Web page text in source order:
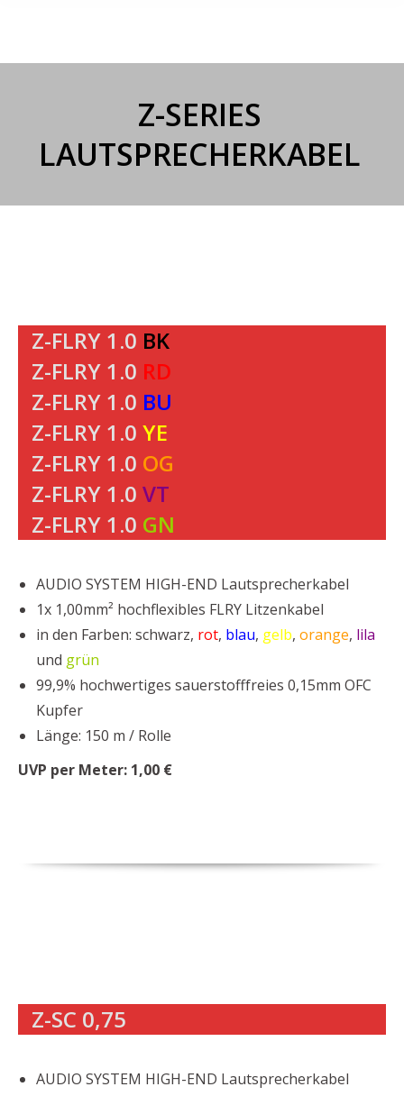
Z-SERIES
LAUTSPRECHERKABEL
Z-FLRY 1.0 BK
Z-FLRY 1.0 RD
Z-FLRY 1.0 BU
Z-FLRY 1.0 YE
Z-FLRY 1.0 OG
Z-FLRY 1.0 VT
Z-FLRY 1.0 GN
AUDIO SYSTEM HIGH-END Lautsprecherkabel
1x 1,00mm² hochflexibles FLRY Litzenkabel
in den Farben: schwarz, rot, blau, gelb, orange, lila
und grün
99,9% hochwertiges sauerstofffreies 0,15mm OFC
Kupfer
Länge: 150 m / Rolle
UVP per Meter: 1,00 €
Z-SC 0,75
AUDIO SYSTEM HIGH-END Lautsprecherkabel